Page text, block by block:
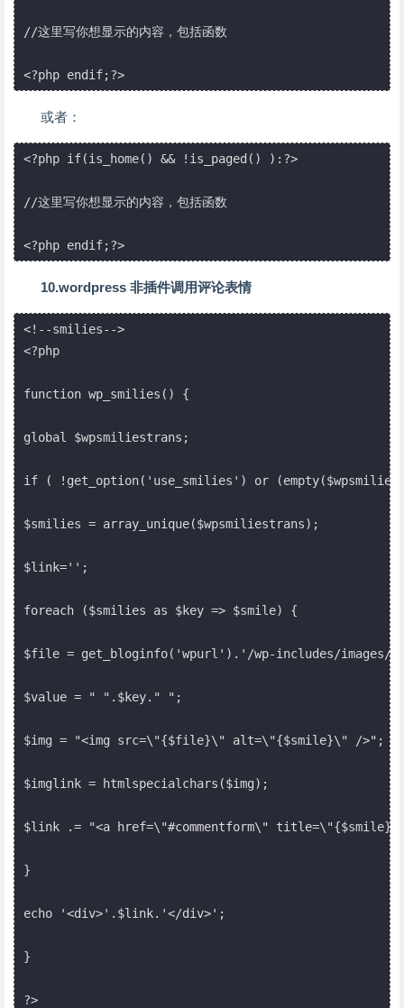
//这里写你想显示的内容，包括函数
<?php endif;?>
或者：
<?php if(is_home() && !is_paged() ):?>
//这里写你想显示的内容，包括函数
<?php endif;?>
10.wordpress 非插件调用评论表情
<!--smilies-->
<?php
function wp_smilies() {
global $wpsmiliestrans;
if ( !get_option('use_smilies') or
$smilies = array_unique($wpsmiliestrans);
$link='';
foreach ($smilies as $key => $smile) {
$file = get_bloginfo('wpurl').'/wp-includes/images/
$value = " ".$key." ";
$img = "<img src=\"{$file}\" alt=\"{$smile}\" />";
$imglink = htmlspecialchars($img);
$link .= "<a href=\"#commentform\" title=\"{$smile}\"
}
echo '<div>'.$link.'</div>';
}
?>